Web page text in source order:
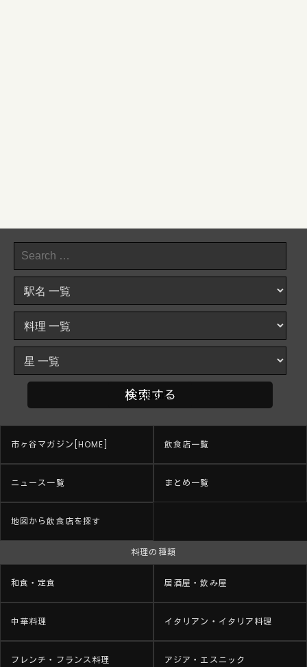
市ヶ谷マガジン[HOME] 飲食店一覧
ニュース一覧 まとめ一覧
地図から飲食店を探す
料理の種類
和食・定食 居酒屋・飲み屋
中華料理 イタリアン・イタリア料理
フレンチ・フランス料理 アジア・エスニック